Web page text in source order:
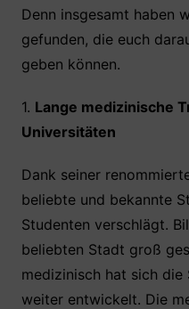
Denn insgesamt haben
gefunden, die euch
geben können.
1. Lange medizinische
Universitäten
Dank seiner
beliebte und bekannte
Studenten verschlägt.
beliebten Stadt groß
medizinisch hat sich
weiter entwickelt. Die